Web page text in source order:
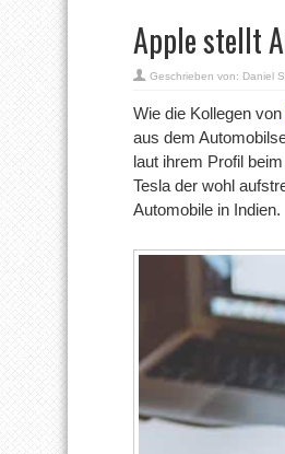
Apple stellt
Geschrieben von: Daniel
Wie die Kollegen von
aus dem
laut ihrem Profil
Tesla der wohl
Automobile in Indien.